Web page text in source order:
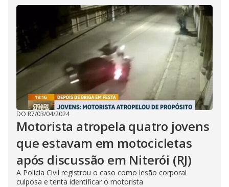
DO R7/03/04/2024
Motorista atropela quatro jovens
que estavam em motocicletas
após discussão em Niterói (RJ)
A Polícia Civil registrou o caso como lesão corporal
culposa e tenta identificar o motorista